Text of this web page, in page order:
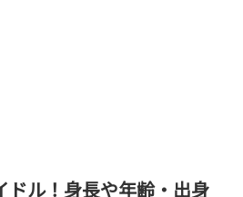
ドル！身長や年齢・出身